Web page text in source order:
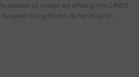
baseret på mange års erfaring. Hos LINDS
sparer tid og får det, du har brug for –